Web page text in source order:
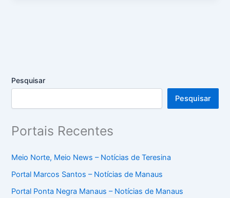
Pesquisar
Pesquisar
Portais Recentes
Meio Norte, Meio News – Notícias de Teresina
Portal Marcos Santos – Notícias de Manaus
Portal Ponta Negra Manaus – Notícias de Manaus